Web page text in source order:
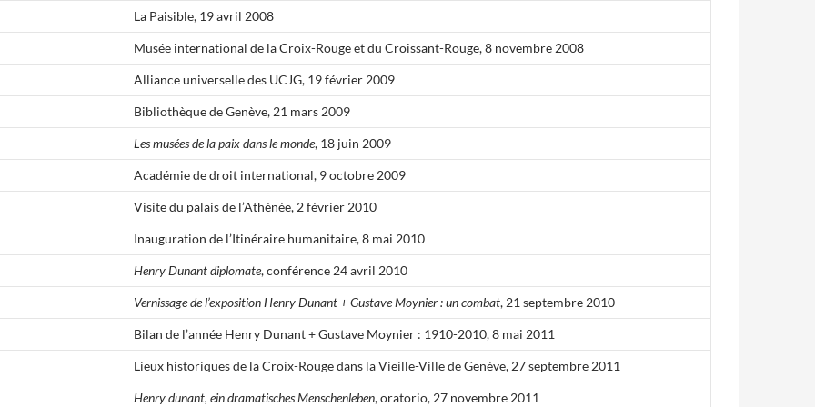
La Paisible, 19 avril 2008
Musée international de la Croix-Rouge et du Croissant-Rouge, 8 novembre 2008
Alliance universelle des UCJG, 19 février 2009
Bibliothèque de Genève, 21 mars 2009
Les musées de la paix dans le monde, 18 juin 2009
Académie de droit international, 9 octobre 2009
Visite du palais de l’Athénée, 2 février 2010
Inauguration de l’Itinéraire humanitaire, 8 mai 2010
Henry Dunant diplomate, conférence 24 avril 2010
Vernissage de l’exposition Henry Dunant + Gustave Moynier : un combat, 21 septembre 2010
Bilan de l’année Henry Dunant + Gustave Moynier : 1910-2010, 8 mai 2011
Lieux historiques de la Croix-Rouge dans la Vieille-Ville de Genève, 27 septembre 2011
Henry dunant, ein dramatisches Menschenleben, oratorio, 27 novembre 2011